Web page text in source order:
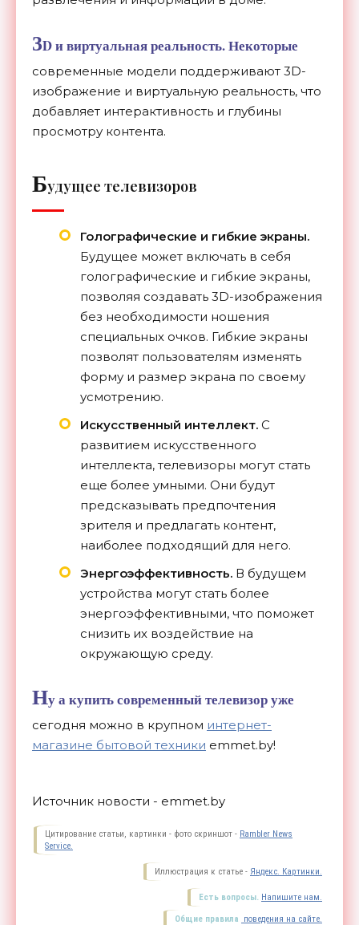
3D и виртуальная реальность.Некоторые
современные модели поддерживают 3D-
изображение и виртуальную реальность, что
добавляет интерактивность и глубины
просмотру контента.
Будущее телевизоров
Голографические и гибкие экраны.
Будущее может включать в себя
голографические и гибкие экраны,
позволяя создавать 3D-изображения
без необходимости ношения
специальных очков. Гибкие экраны
позволят пользователям изменять
форму и размер экрана по своему
усмотрению.
Искусственный интеллект. С
развитием искусственного
интеллекта, телевизоры могут стать
еще более умными. Они будут
предсказывать предпочтения
зрителя и предлагать контент,
наиболее подходящий для него.
Энергоэффективность. В будущем
устройства могут стать более
энергоэффективными, что поможет
снизить их воздействие на
окружающую среду.
Ну а купить современный телевизор уже
сегодня можно в крупном интернет-
магазине бытовой техники emmet.by!
Источник новости - emmet.by
Цитирование статьи, картинки - фото скриншот - Rambler News
Service.
Иллюстрация к статье - Яндекс. Картинки.
Есть вопросы. Напишите нам.
Общие правила поведения на сайте.